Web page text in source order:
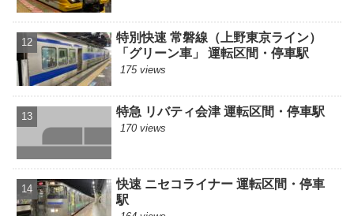
特別快速 常磐線（上野東京ライン）
「グリーン車」 運転区間・停車駅
175 views
特急 リバティ会津 運転区間・停車駅
170 views
快速 ニセコライナー 運転区間・停車
駅